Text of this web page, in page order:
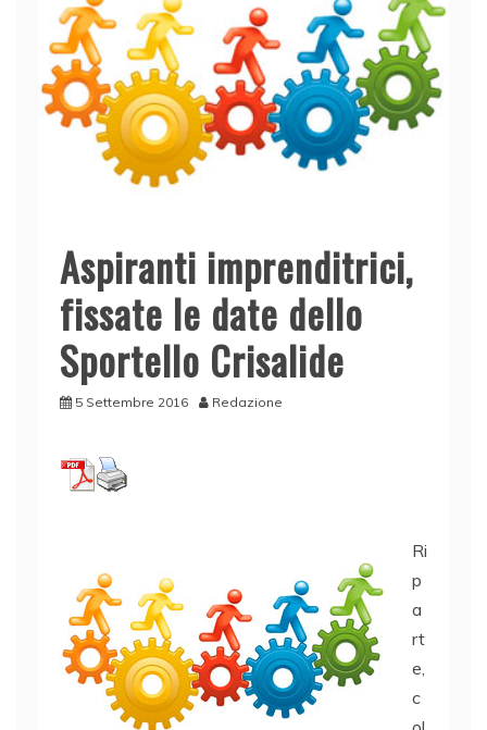
Aspiranti imprenditrici,
fissate le date dello
Sportello Crisalide
5 Settembre 2016 Redazione
Ri
p
a
rt
e,
c